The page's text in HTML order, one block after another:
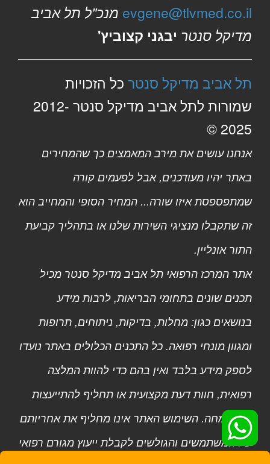
evgene@tlvmed.co.il מנכ"ל תל אביב
מדיקל סנטר יבגני קצוביץ'
תל אביב מדיקל סנטר כל הזכויות
שמורות לתל אביב מדיקל סנטר 2012-
2025 ©
אנחנו עושים את מירב המאמצים כך שהמחירים
באתר יהיו מעודכנים, אבל לפעמים קורה
שמתפספסת איזו שורה... המחיר הסופי והמחייב הוא
זה שתקבלו מנציגי השירות שלנו או בתהליך קביעת
התור אונליין.
אתר המרכז הרפואי תל אביב מדיקל סנטר מכיל
תכנים שונים בתחומי הבריאות, לרבות מידע
בנושאים כגון: מחלות, בדיקות, ניתוחים, תרופות
ומגוון מונחי רפואה. כל התכנים הכלולים באתר נועדו
לספק מידע בלבד ואין בהם כדי להוות המלצה
רפואית, חוות דעת מקצועית או תחליף להתייעצות
עם מומחה. השימוש האתר אינו מחליף את אחריותם
של המשתמשים והגולשים לקבלת ייעוץ מגורם רפואי